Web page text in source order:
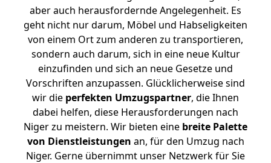
aber auch herausfordernde Angelegenheit. Es
geht nicht nur darum, Möbel und Habseligkeiten
von einem Ort zum anderen zu transportieren,
sondern auch darum, sich in eine neue Kultur
einzufinden und sich an neue Gesetze und
Vorschriften anzupassen. Glücklicherweise sind
wir die perfekten Umzugspartner, die Ihnen
dabei helfen, diese Herausforderungen nach
Niger zu meistern. Wir bieten eine breite Palette
von Dienstleistungen an, für den Umzug nach
Niger. Gerne übernimmt unser Netzwerk für Sie